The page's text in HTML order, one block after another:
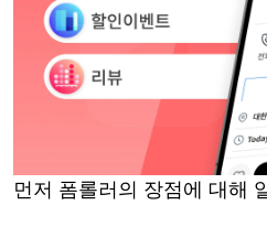
먼저 폼롤러의 장점에 대해